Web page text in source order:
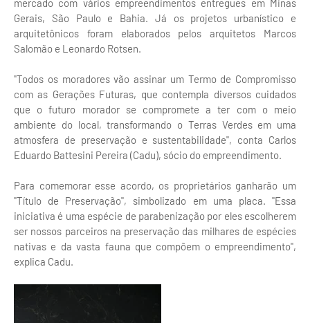
mercado com vários empreendimentos entregues em Minas
Gerais, São Paulo e Bahia. Já os projetos urbanístico e
arquitetônicos foram elaborados pelos arquitetos Marcos
Salomão e Leonardo Rotsen.
"Todos os moradores vão assinar um Termo de Compromisso
com as Gerações Futuras, que contempla diversos cuidados
que o futuro morador se compromete a ter com o meio
ambiente do local, transformando o Terras Verdes em uma
atmosfera de preservação e sustentabilidade", conta Carlos
Eduardo Battesini Pereira (Cadu), sócio do empreendimento.
Para comemorar esse acordo, os proprietários ganharão um
"Título de Preservação", simbolizado em uma placa. "Essa
iniciativa é uma espécie de parabenização por eles escolherem
ser nossos parceiros na preservação das milhares de espécies
nativas e da vasta fauna que compõem o empreendimento",
explica Cadu.